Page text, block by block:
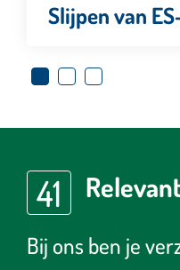
Slijpen van
41
Bij ons ben je